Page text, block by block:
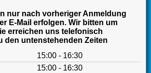
nur nach vorheriger Anmeldung
E-Mail erfolgen. Wir bitten um
erreichen uns telefonisch
den untenstehenden Zeiten
15:00 - 16:30
15:00 - 16:30